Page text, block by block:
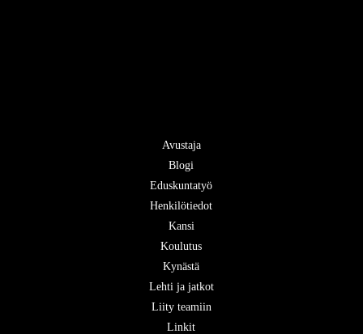
Avustaja
Blogi
Eduskuntatyö
Henkilötiedot
Kansi
Koulutus
Kynästä
Lehti ja jatkot
Liity teamiin
Linkit